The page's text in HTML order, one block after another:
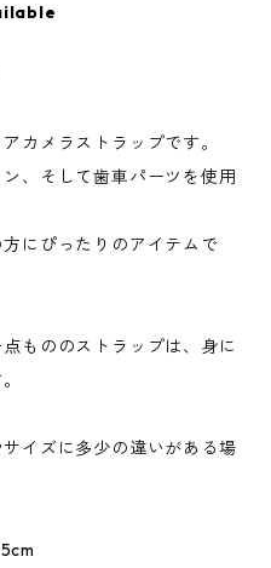
カメラストラップです。
、そして歯車パーツを使用
にぴったりのアイテムで
もののストラップは、身に
イズに多少の違いがある場